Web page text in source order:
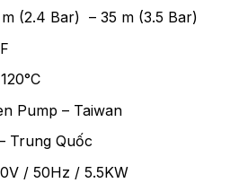
(2.4 Bar) – 35 m (3.5 Bar)
Pump – Taiwan
Trung Quốc
/ 50Hz / 5.5KW